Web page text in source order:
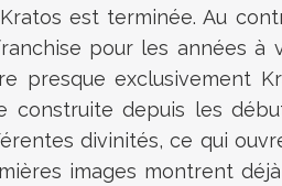
est terminée. Au
pour les années à
presque exclusivement
construite depuis les
divinités, ce qui
images montrent